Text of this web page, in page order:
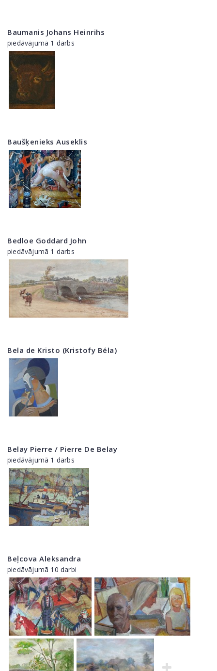
Baumanis Johans Heinrihs
piedāvājumā 1 darbs
Baušķenieks Auseklis
Bedloe Goddard John
piedāvājumā 1 darbs
Bela de Kristo (Kristofy Béla)
Belay Pierre / Pierre De Belay
piedāvājumā 1 darbs
Beļcova Aleksandra
piedāvājumā 10 darbi